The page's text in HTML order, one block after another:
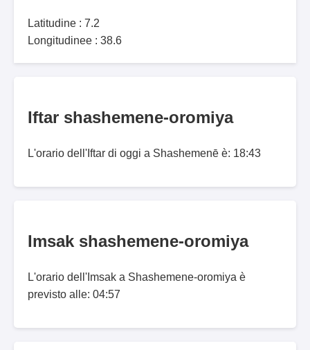
Latitudine : 7.2
Longitudinee : 38.6
Iftar shashemene-oromiya
L'orario dell'Iftar di oggi a Shashemenē è: 18:43
Imsak shashemene-oromiya
L'orario dell'Imsak a Shashemene-oromiya è
previsto alle: 04:57